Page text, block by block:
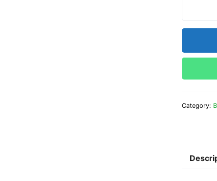
Category: